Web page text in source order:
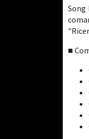
Song
■